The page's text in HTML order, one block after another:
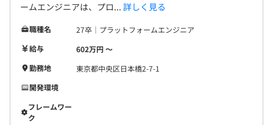
ームエンジニアは、プロ... 詳しく見る
職種名
27卒｜プラットフォームエンジニア
給与
602万円 〜
勤務地
東京都中央区日本橋2-7-1
開発環境
フレームワー
ク